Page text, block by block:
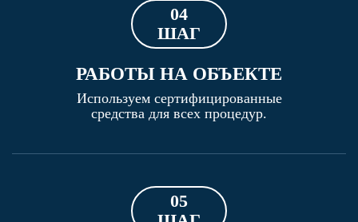
04
ШАГ
РАБОТЫ НА ОБЪЕКТЕ
Используем сертифицированные
средства для всех процедур.
05